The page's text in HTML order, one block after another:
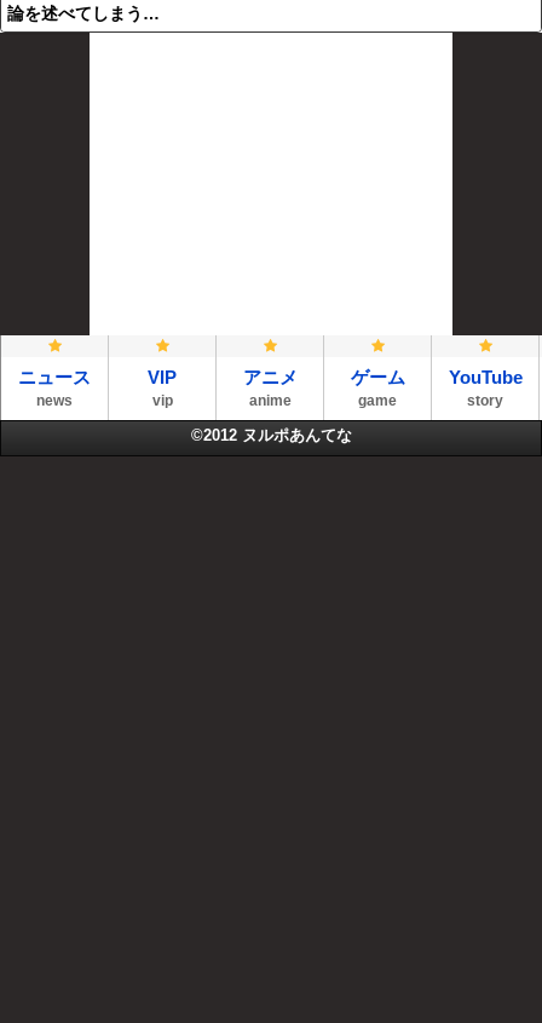
論を述べてしまう…
ニュース
news
VIP
vip
アニメ
anime
ゲーム
game
YouTube
story
©2012 ヌルポあんてな